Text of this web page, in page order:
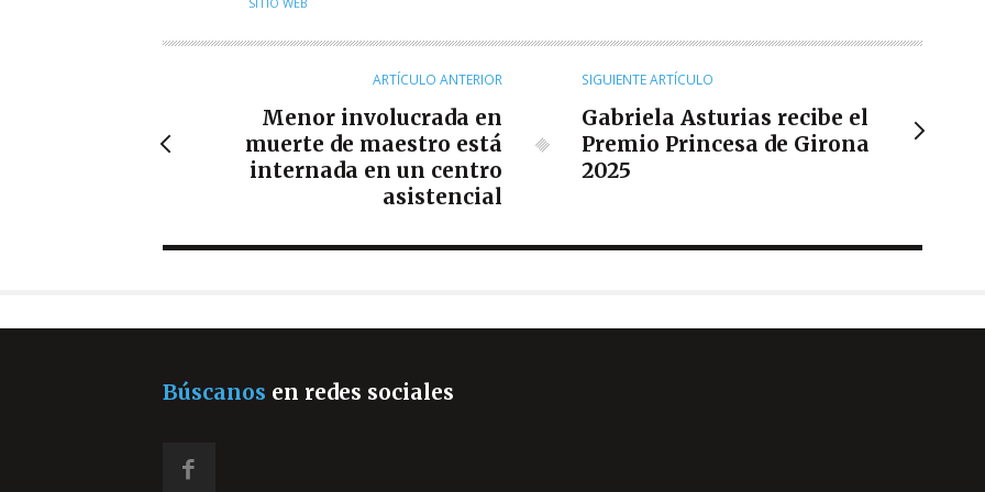
O
ARTÍCULO ANTERIOR
Menor involucrada en
muerte de maestro está
internada en un centro
asistencial
SIGUIENTE ARTÍCULO
Gabriela Asturias recibe el
Premio Princesa de Girona
2025
Búscanos en redes sociales